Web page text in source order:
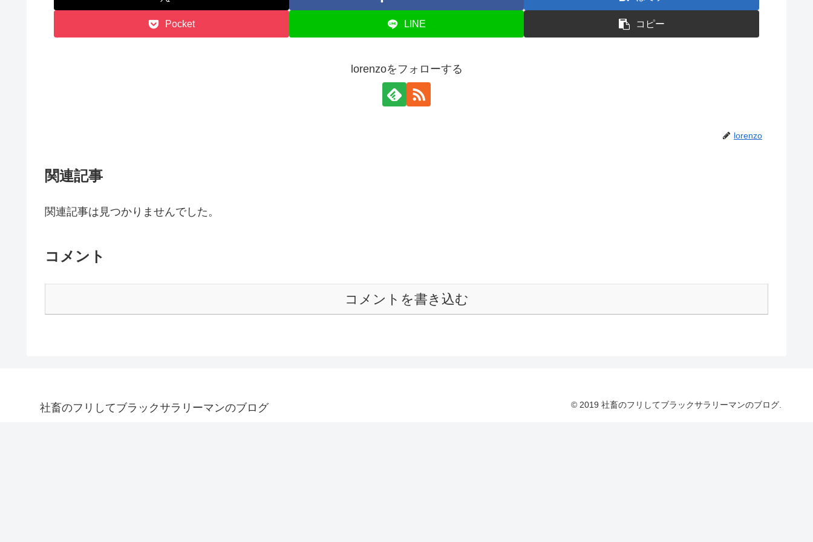
Pocket LINE コピー
lorenzoをフォローする
lorenzo
関連記事
関連記事は見つかりませんでした。
コメント
コメントを書き込む
社畜のフリしてブラックサラリーマンのブログ © 2019 社畜のフリしてブラックサラリーマンのブログ.